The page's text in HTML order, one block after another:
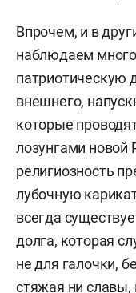
Впрочем, и в
наблюдаем
патриотическую
внешнего,
которые
лозунгами новой
религиозность
лубочную
всегда
долга, которая
не для галочки,
стяжая ни